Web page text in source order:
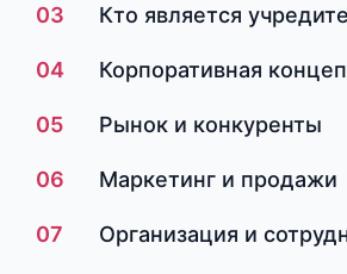
03 Кто является
04 Корпоративная
05 Рынок и конкуренты
06 Маркетинг и продажи
07 Организация и